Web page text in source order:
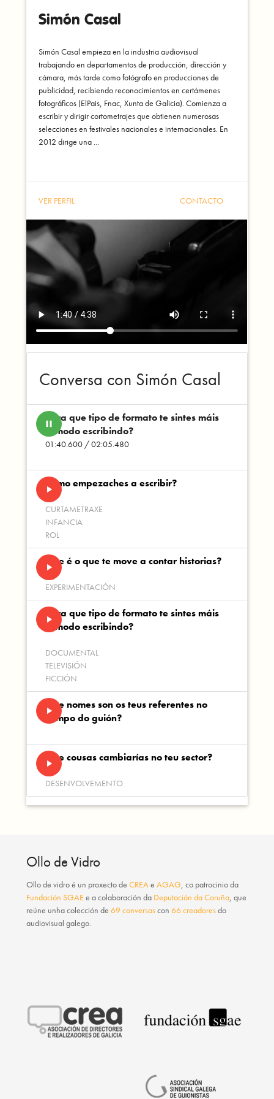
Simón Casal
Simón Casal empieza en la industria audiovisual
trabajando en departamentos de producción, dirección y
cámara, más tarde como fotógrafo en producciones de
publicidad, recibiendo reconocimientos en certámenes
fotográficos (ElPais, Fnac, Xunta de Galicia). Comienza a
escribir y dirigir cortometrajes que obtienen numerosas
selecciones en festivales nacionales e internacionales. En
2012 dirige una ...
CONTACTO
VER PERFIL
Conversa con Simón Casal
pause
Para que tipo de formato te sintes máis
cómodo escribindo?
01:40.600 / 02:05.480
play_arrowComo empezaches a escribir?
CURTAMETRAXE
INFANCIA
ROL
play_arrowQue é o que te move a contar historias?
EXPERIMENTACIÓN
play_arrowPara que tipo de formato te sintes máis
cómodo escribindo?
DOCUMENTAL
TELEVISIÓN
FICCIÓN
play_arrowQue nomes son os teus referentes no
campo do guión?
play_arrowQue cousas cambiarías no teu sector?
DESENVOLVEMENTO
Ollo de Vidro
Ollo de vidroé un proxecto deCREA eAGAG , co patrocinio da
Fundación SGAE e a colaboración da Deputación da Coruña , que
reúne unha colección de69 conversascon66 creadoresdo
audiovisual galego.